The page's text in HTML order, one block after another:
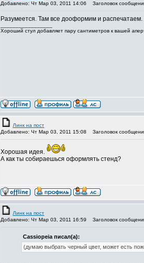
Добавлено: Чт Мар 03, 2011 14:06
Заголовок
Разумеется. Там все дооформим и распечатаем.
Хороший стул добавляет пару сантиметров к вашей
Линк на пост
Добавлено: Чт Мар 03, 2011 15:08
Заголовок
Хорошая идея.
А как ты собираешься оформлять стенд?
Линк на пост
Добавлено: Чт Мар 03, 2011 16:59
Заголовок
Cassiopeia писал(а):
(думаю выбрать черный цвет, может есть